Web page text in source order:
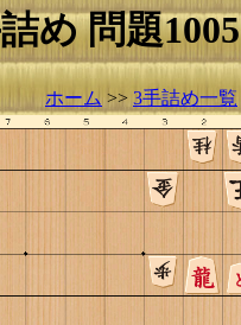
め 問題1005
ホーム >> 3手詰め一覧